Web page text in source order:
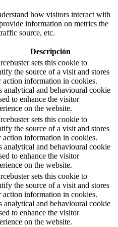
how visitors interact with
information on metrics the
source, etc.
Descripción
sets this cookie to
the source of a visit and stores
action information in cookies.
analytical and behavioural cookie
to enhance the visitor
on the website.
sets this cookie to
the source of a visit and stores
action information in cookies.
analytical and behavioural cookie
to enhance the visitor
on the website.
sets this cookie to
the source of a visit and stores
action information in cookies.
analytical and behavioural cookie
to enhance the visitor
on the website.